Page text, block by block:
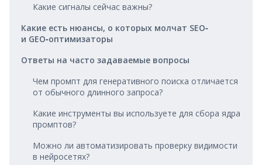
Какие сигналы сейчас важны?
Какие есть нюансы, о которых молчат SEO‑
и GEO‑оптимизаторы
Ответы на часто задаваемые вопросы
Чем промпт для генеративного поиска отличается
от обычного длинного запроса?
Какие инструменты вы используете для сбора ядра
промптов?
Можно ли автоматизировать проверку видимости
в нейросетях?